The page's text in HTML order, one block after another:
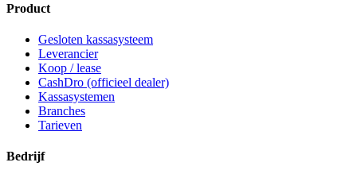
Product
Gesloten kassasysteem
Leverancier
Koop / lease
CashDro (officieel dealer)
Kassasystemen
Branches
Tarieven
Bedrijf